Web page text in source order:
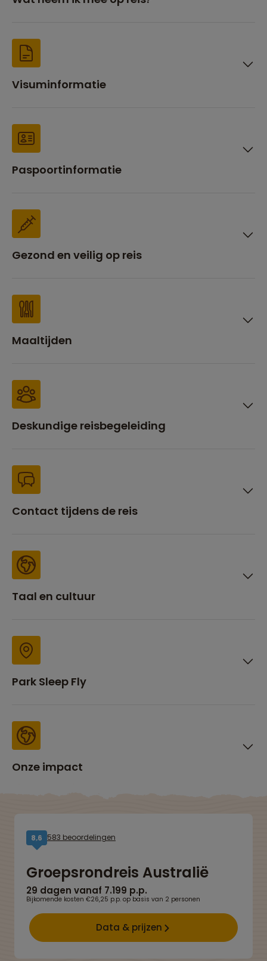
Visuminformatie
Paspoortinformatie
Gezond en veilig op reis
Maaltijden
Deskundige reisbegeleiding
Contact tijdens de reis
Taal en cultuur
Park Sleep Fly
Onze impact
8,6 583 beoordelingen
Groepsrondreis Australië
29 dagen vanaf 7.199 p.p.
Bijkomende kosten €26,25 p.p. op basis van 2 personen
Data & prijzen